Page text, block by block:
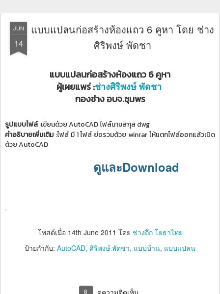
JUN
14
แบบแปลนก่อสร้างห้องแถว 6 คูหา โดย ช่าง
ศิริพงษ์ พัดชา
แบบแปลนก่อสร้างห้องแถว 6 คูหา
ผู้เผยแพร่ :ช่างศิริพงษ์ พัดชา
กองช่าง อบจ.ชุมพร
รูปแบบไฟล์:เขียนด้วย AutoCAD ไฟล์นามสกุล dwg
คำอธิบายเพิ่มเติม :ไฟล์ มี 1 ไฟล์ ย่อรวมด้วย winrar ให้แตกไฟล์ออกแล้วเปิด
ด้วย AutoCAD
ดูและDownload
โพสต์เมื่อ 14th June 2011 โดย ช่างถึก โยธาไทย
ป้ายกำกับ: AutoCAD ศิริพงษ์ พัดชา แบบบ้าน แบบแปลน
8